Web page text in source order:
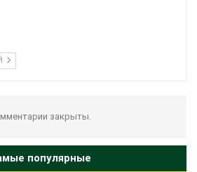
закрыты.
популярные